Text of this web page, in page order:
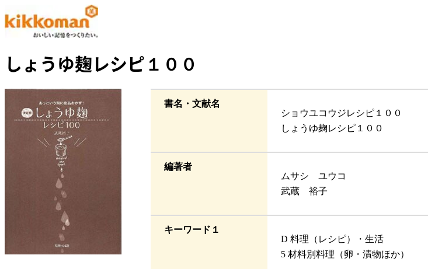
しょうゆ麹レシピ１００
書名・文献名
ショウユコウジレシピ１００
しょうゆ麹レシピ１００
編著者
ムサシ ユウコ
武蔵 裕子
キーワード１
D 料理（レシピ）・生活
5 材料別料理（卵・漬物ほか）